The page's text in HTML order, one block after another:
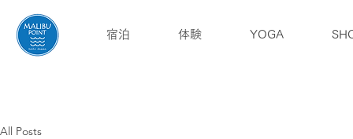
宿泊 体験 YOGA
All Posts